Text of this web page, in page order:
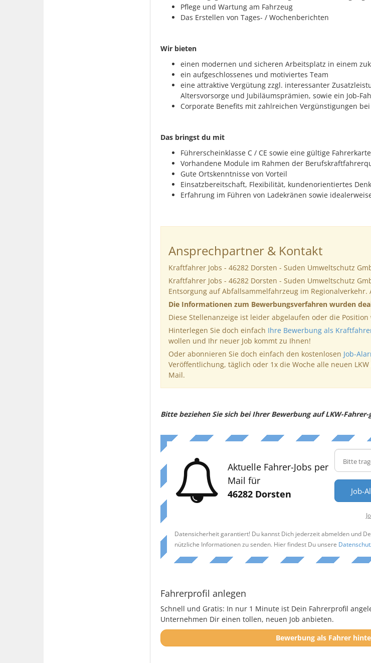
Pflege und Wartung am Fahrzeug
Das Erstellen von Tages- / Wochenberichten
Wir bieten
einen modernen und sicheren Arbeitsplatz in einem
ein aufgeschlossenes und motiviertes Team
eine attraktive Vergütung zzgl. interessanter
Altersvorsorge und Jubiläumsprämien, sowie ein Job-
Corporate Benefits mit zahlreichen Vergünstigungen
Das bringst du mit
Führerscheinklasse C / CE sowie eine gültige Fahrerkarte
Vorhandene Module im Rahmen der
Gute Ortskenntnisse von Vorteil
Einsatzbereitschaft, Flexibilität, kundenorientiertes
Erfahrung im Führen von Ladekränen sowie
Ansprechpartner & Kontakt
Kraftfahrer Jobs - 46282 Dorsten - Suden Umweltschutz
Kraftfahrer Jobs - 46282 Dorsten - Suden Umweltschutz
Entsorgung auf Abfallsammelfahrzeug im Regionalverkehr.
Die Informationen zum Bewerbungsverfahren wurden
Diese Stellenanzeige ist leider abgelaufen oder die
Hinterlegen Sie doch einfach Ihre Bewerbung als
wollen und Ihr neuer Job kommt zu Ihnen!
Oder abonnieren Sie doch einfach den kostenlosen Job-
Veröffentlichung, täglich oder 1x die Woche alle neuen
Mail.
Bitte beziehen Sie sich bei Ihrer Bewerbung auf LKW-
Aktuelle Fahrer-Jobs per
Mail für
46282 Dorsten
Job-
Datensicherheit garantiert! Du kannst Dich jederzeit abmelden und
nützliche Informationen zu senden. Hier findest Du unsere
Fahrerprofil anlegen
Schnell und Gratis: In nur 1 Minute ist Dein Fahrerprofil
Unternehmen Dir einen tollen, neuen Job anbieten.
Bewerbung als